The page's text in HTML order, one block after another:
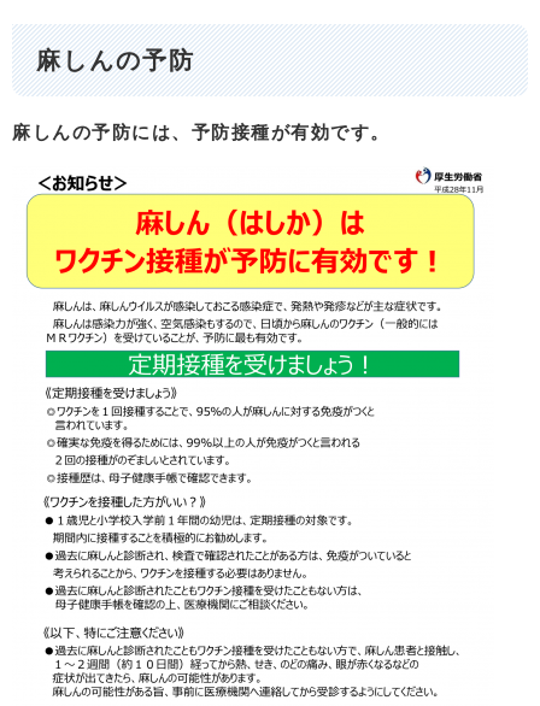
麻しんの予防
麻しんの予防には、予防接種が有効です。